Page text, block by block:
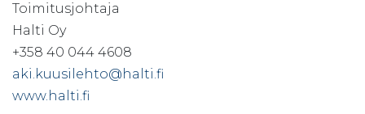
Toimitusjohtaja
Halti Oy
+358 40 044 4608
aki.kuusilehto@halti.fi
www.halti.fi